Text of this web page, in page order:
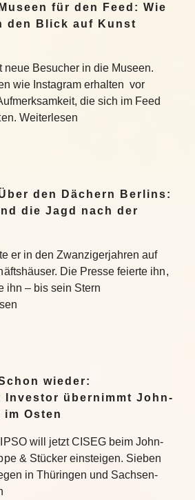
für den Feed: Wie
den Blick auf Kunst
neue Besucher in die Museen.
wie Instagram erhalten vor
die sich im Feed
Weiterlesen
den Dächern Berlins:
die Jagd nach der
er in den Zwanzigerjahren auf
Die Presse feierte ihn,
ihn – bis sein Stern
wieder:
Investor übernimmt John-
im Osten
will jetzt CISEG beim John-
& Stücker einsteigen. Sieben
in Thüringen und Sachsen-